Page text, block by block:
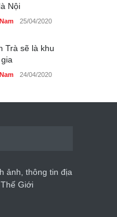
Nội
25/04/2020
Trà sẽ là khu
24/04/2020
đồng quê
Sen
25/04/2020
ảnh, thông tin địa
Giới